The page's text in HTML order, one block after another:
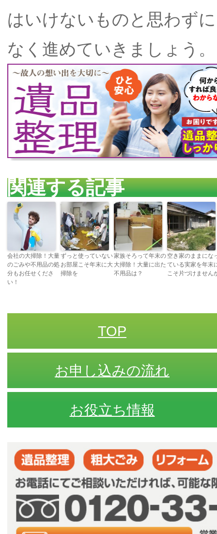
はいけないものと思わず
なく進めていきましょう。
関連する記事
会社の大掃除！大量
のごみや不用品の処
分もお任せくださ
い！
ずっと使っていない
お部屋こそ年末に大
掃除を
家族そろって年末の
大掃除！大量に出た
不用品は？
空き家のままにな
ている実家を年末
こそ片づけません
TOP
お申し込みの流れ
お役立ち情報